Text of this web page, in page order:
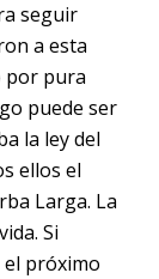
seguir
a esta
por pura
puede ser
la ley del
ellos el
Larga. La
Si
próximo